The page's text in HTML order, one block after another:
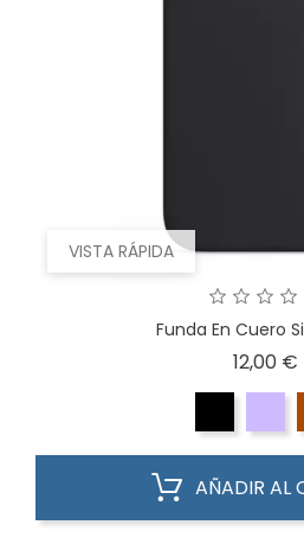
VISTA RÁPIDA
Funda En Cuero
12,00 €
AÑADIR AL